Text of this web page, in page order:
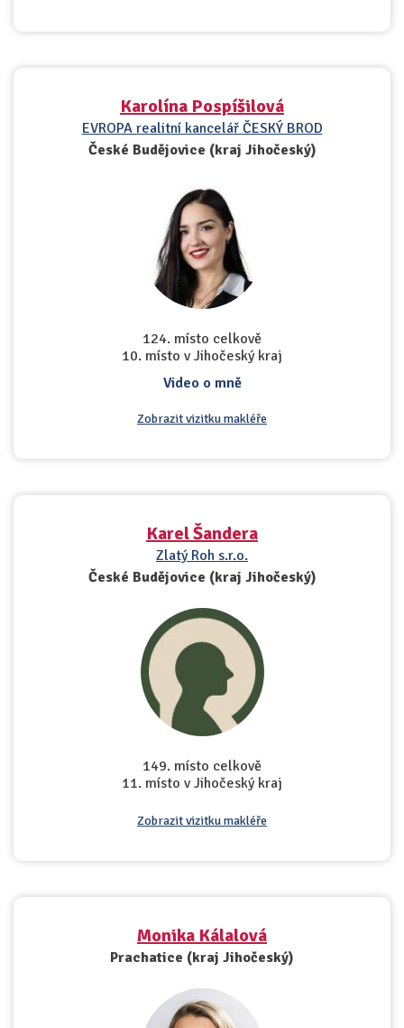
Karolína Pospíšilová
EVROPA realitní kancelář ČESKÝ BROD
České Budějovice (kraj Jihočeský)
124. místo celkově
10. místo v Jihočeský kraj
Video o mně
Zobrazit vizitku makléře
Karel Šandera
Zlatý Roh s.r.o.
České Budějovice (kraj Jihočeský)
149. místo celkově
11. místo v Jihočeský kraj
Zobrazit vizitku makléře
Monika Kálalová
Prachatice (kraj Jihočeský)